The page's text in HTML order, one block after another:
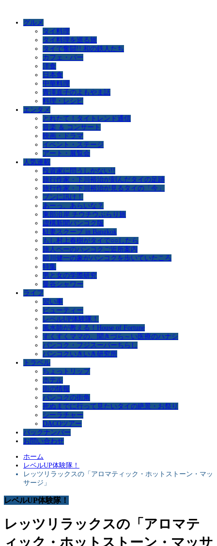
グルメ
タイ料理
タイ料理を巡る旅
タイで奮闘!! 和の鉄人たち
カフェ・バー
洋食
日本食
中華料理
青澤直子のよもやま話
料理・レシピ
エンタメ
とれたて！タイトレンド通信
音楽 ＆ コンサート
映画・ドラマ
イベント・ステージ
アート・展覧会
人気連載
投資家に問うしかない!!
旅行作家・下川裕治が刻んだタイの足跡
旅行作家・下川裕治が見るタイの「今」
ブンに訊け！
あーっ、あらいな？
東部沿岸 チウチウぶらり旅
虚構新聞バンコク版
駐妻スクープ in Bangkok
もし村上春樹がタイで○○したら
旅人ペーのバンコクご近所案内
前川健一の象がバンコクを歩いていたころ
特集
男と女の学際研究
曼谷シャワー
ライフ
習い事
ビューティー
レベルUP体験隊！
風水師が教える！House of Fortune
すくすくママの、聞きづら～い医療のハナシ
バンコク・フジスーパーちらし
バンコクいきいき研究所
トラベル
ちょっトリップ
ホテル
街の情報
バンコクの街角
死ぬまでに行って見たいタイの絶景・お祭り
シーラチャー
DACOツアー
バックナンバー
お問い合わせ
ホーム
レベルUP体験隊！
レッツリラックスの「アロマティック・ホットストーン・マッ
サージ」
レベルUP体験隊！
レッツリラックスの「アロマテ
ィック・ホットストーン・マッサ